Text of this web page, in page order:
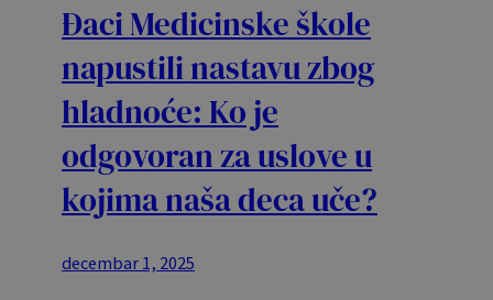
Đaci Medicinske škole
napustili nastavu zbog
hladnoće: Ko je
odgovoran za uslove u
kojima naša deca uče?
decembar 1, 2025